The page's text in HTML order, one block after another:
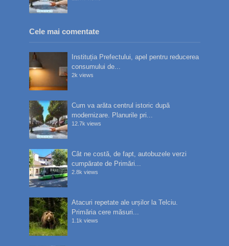
Cele mai comentate
Instituția Prefectului, apel pentru reducerea
consumului de...
2k views
Cum va arăta centrul istoric după
modernizare. Planurile pri...
12.7k views
Cât ne costă, de fapt, autobuzele verzi
cumpărate de Primări...
2.8k views
Atacuri repetate ale urșilor la Telciu.
Primăria cere măsuri...
1.1k views